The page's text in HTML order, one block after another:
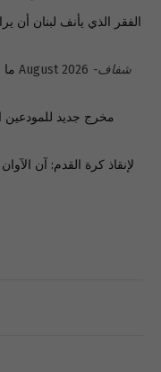
الفقر الذي يأنف لبنان أن
ما 6 August 2026 شفاف-
مخرج جديد للمودعين
لإنقاذ كرة القدم: آن الآوان